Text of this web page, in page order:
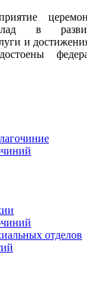
в
и
отделов